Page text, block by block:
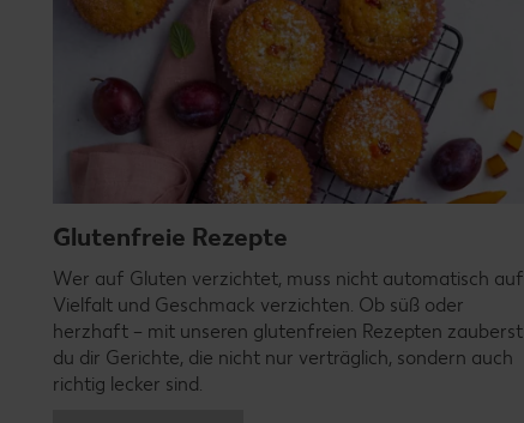
Glutenfreie Rezepte
Wer auf Gluten verzichtet, muss nicht automatisch auf
Vielfalt und Geschmack verzichten. Ob süß oder
herzhaft – mit unseren glutenfreien Rezepten zauberst
du dir Gerichte, die nicht nur verträglich, sondern auch
richtig lecker sind.